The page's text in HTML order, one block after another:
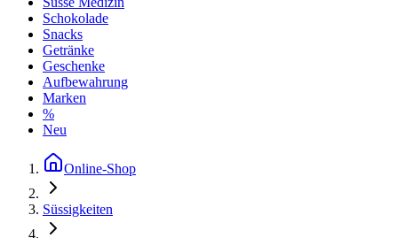
Schokolade
Snacks
Getränke
Geschenke
Aufbewahrung
Marken
%
Neu
Online-Shop
Süssigkeiten